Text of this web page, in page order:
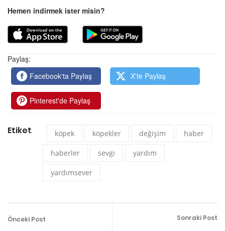
Hemen indirmek ister misin?
Paylaş:
Facebook'ta Paylaş
X'te Paylaş
Pinterest'de Paylaş
Etiket köpek köpekler değişim haber
haberler sevgi yardım
yardımsever
Önceki Post Sonraki Post